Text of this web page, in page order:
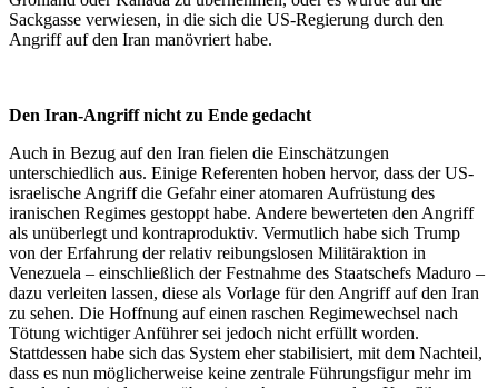
Sackgasse verwiesen, in die sich die US-Regierung durch den
Angriff auf den Iran manövriert habe.
Den Iran-Angriff nicht zu Ende gedacht
Auch in Bezug auf den Iran fielen die Einschätzungen
unterschiedlich aus. Einige Referenten hoben hervor, dass der US-
israelische Angriff die Gefahr einer atomaren Aufrüstung des
iranischen Regimes gestoppt habe. Andere bewerteten den Angriff
als unüberlegt und kontraproduktiv. Vermutlich habe sich Trump
von der Erfahrung der relativ reibungslosen Militäraktion in
Venezuela – einschließlich der Festnahme des Staatschefs Maduro –
dazu verleiten lassen, diese als Vorlage für den Angriff auf den Iran
zu sehen. Die Hoffnung auf einen raschen Regimewechsel nach
Tötung wichtiger Anführer sei jedoch nicht erfüllt worden.
Stattdessen habe sich das System eher stabilisiert, mit dem Nachteil,
dass es nun möglicherweise keine zentrale Führungsfigur mehr im